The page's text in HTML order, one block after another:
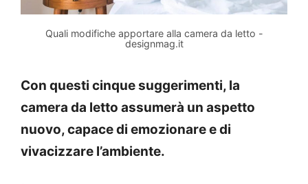
Quali modifiche apportare alla camera da letto -
designmag.it
Con questi cinque suggerimenti, la
camera da letto assumerà un aspetto
nuovo, capace di emozionare e di
vivacizzare l’ambiente.